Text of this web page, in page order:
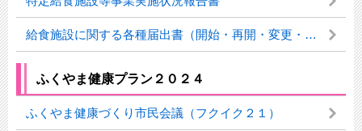
給食施設に関する各種届出書（開始・再開・変更・休止・廃止届）
ふくやま健康プラン２０２４
ふくやま健康づくり市民会議（フクイク２１）